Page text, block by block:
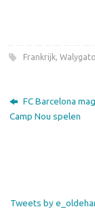
Frankrijk,
FC Barcelona
Camp Nou spelen
Tweets by